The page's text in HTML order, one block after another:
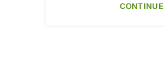
CONTINUE